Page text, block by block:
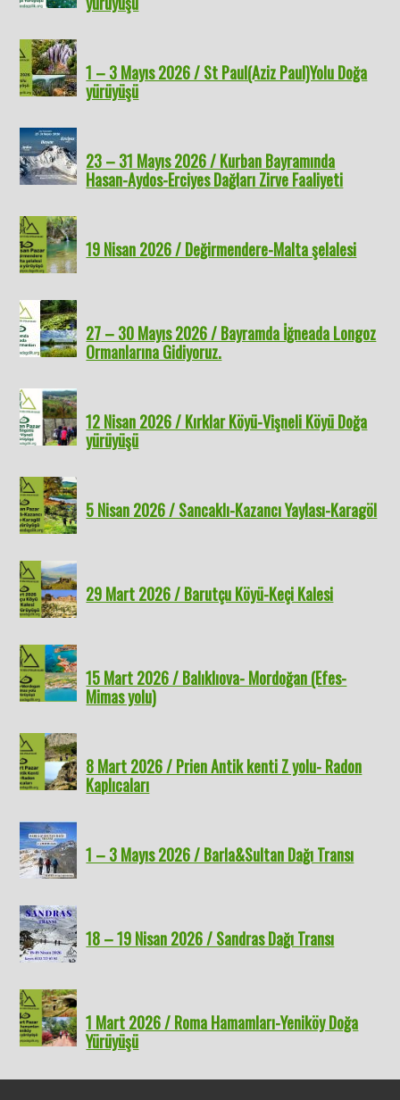
1 – 3 Mayıs 2026 / St Paul(Aziz Paul)Yolu Doğa
yürüyüşü
23 – 31 Mayıs 2026 / Kurban Bayramında
Hasan-Aydos-Erciyes Dağları Zirve Faaliyeti
19 Nisan 2026 / Değirmendere-Malta şelalesi
27 – 30 Mayıs 2026 / Bayramda İğneada Longoz
Ormanlarına Gidiyoruz.
12 Nisan 2026 / Kırklar Köyü-Vişneli Köyü Doğa
yürüyüşü
5 Nisan 2026 / Sancaklı-Kazancı Yaylası-Karagöl
29 Mart 2026 / Barutçu Köyü-Keçi Kalesi
15 Mart 2026 / Balıklıova- Mordoğan (Efes-
Mimas yolu)
8 Mart 2026 / Prien Antik kenti Z yolu- Radon
Kaplıcaları
1 – 3 Mayıs 2026 / Barla&Sultan Dağı Transı
18 – 19 Nisan 2026 / Sandras Dağı Transı
1 Mart 2026 / Roma Hamamları-Yeniköy Doğa
Yürüyüşü